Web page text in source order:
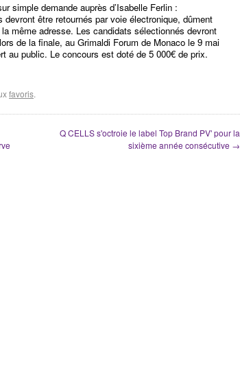
simple demande auprès d’Isabelle Ferlin :
être retournés par voie électronique, dûment
même adresse. Les candidats sélectionnés devront
de la finale, au Grimaldi Forum de Monaco le 9 mai
au public. Le concours est doté de 5 000€ de prix.
favoris.
Q CELLS s'octroie le label Top Brand PV' pour la
sixième année consécutive →